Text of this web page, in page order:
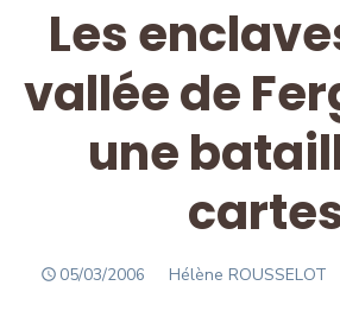
Les
vallée de
une
POSTED
05/03/2006 Author
Hélène ROUSSELOT